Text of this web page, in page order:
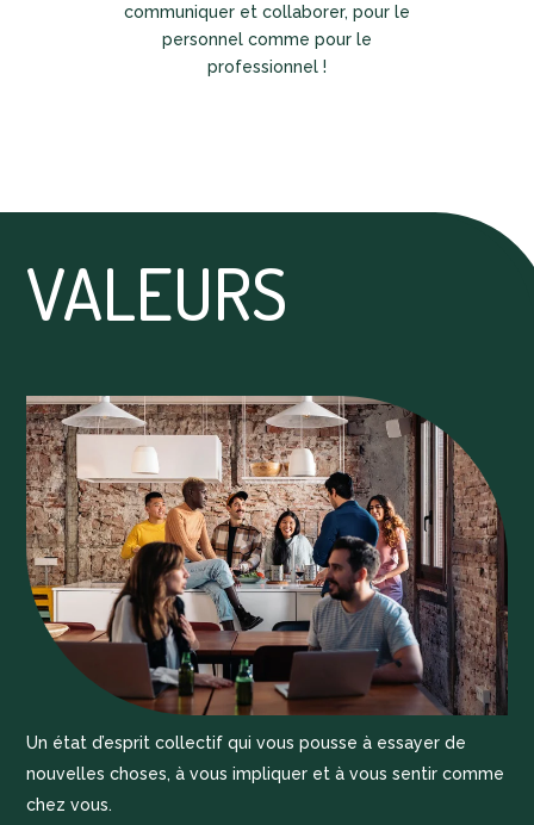
communiquer et collaborer, pour le
personnel comme pour le
professionnel !
VALEURS
Un état d’esprit collectif qui vous pousse à essayer de
nouvelles choses, à vous impliquer et à vous sentir comme
chez vous.